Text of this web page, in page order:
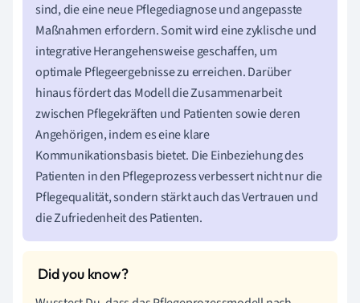
sind, die eine neue Pflegediagnose und angepasste
Maßnahmen erfordern. Somit wird eine zyklische und
integrative Herangehensweise geschaffen, um
optimale Pflegeergebnisse zu erreichen. Darüber
hinaus fördert das Modell die Zusammenarbeit
zwischen Pflegekräften und Patienten sowie deren
Angehörigen, indem es eine klare
Kommunikationsbasis bietet. Die Einbeziehung des
Patienten in den Pflegeprozess verbessert nicht nur die
Pflegequalität, sondern stärkt auch das Vertrauen und
die Zufriedenheit des Patienten.